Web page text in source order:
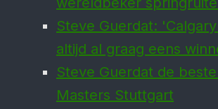
Steve Guerdat:
altijd al graag eens
Steve Guerdat de
Masters Stuttgart